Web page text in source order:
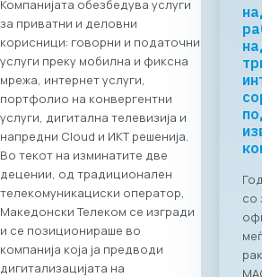
Компанијата обезбедува услуги
за приватни и деловни
корисници: говорни и податочни
услуги преку мобилна и фиксна
мрежа, интернет услуги,
портфолио на конвергентни
услуги, дигитална телевизија и
напредни Cloud и ИКТ решенија.
Во текот на изминатите две
децении, од традиционален
телекомуникациски оператор,
Македонски Телеком се изгради
и се позиционираше во
компанија која ја предводи
дигитализацијата на